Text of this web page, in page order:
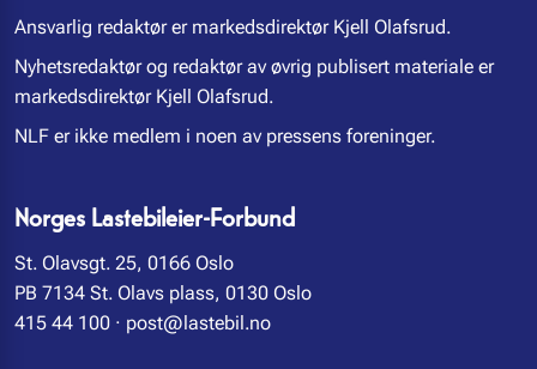
Ansvarlig redaktør er markedsdirektør Kjell Olafsrud.
Nyhetsredaktør og redaktør av øvrig publisert materiale er
markedsdirektør Kjell Olafsrud.
NLF er ikke medlem i noen av pressens foreninger.
Norges Lastebileier-Forbund
St. Olavsgt. 25, 0166 Oslo
PB 7134 St. Olavs plass, 0130 Oslo
415 44 100 · post@lastebil.no